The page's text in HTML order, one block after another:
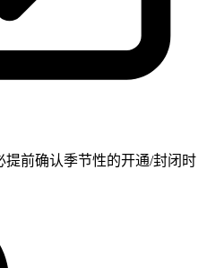
提前确认季节性的开通/封闭时